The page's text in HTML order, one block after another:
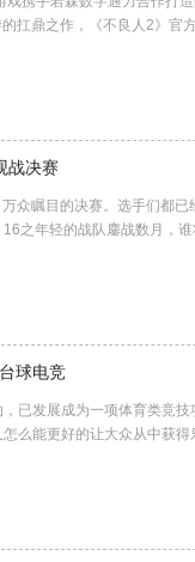
扛鼎之作，《不良人2》官
战决赛
瞩目的决赛。选手们都已
年轻的战队鏖战数月，
球电竞
发展成为一项体育类竞技
么能更好的让大众从中获